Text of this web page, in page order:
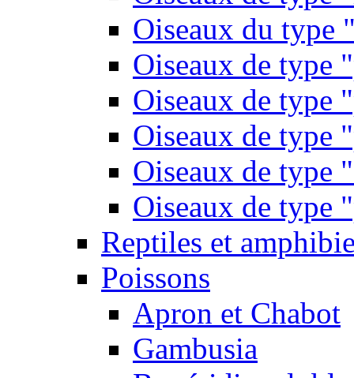
Oiseaux du type
Oiseaux de type
Oiseaux de type
Oiseaux de type
Oiseaux de type
Oiseaux de type
Reptiles et
Poissons
Apron et Chabot
Gambusia